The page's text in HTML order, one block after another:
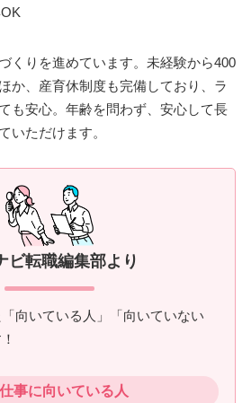
くりを進めています。未経験から400
か、産育休制度も完備しており、ラ
も安心。年齢を問わず、安心して長
いただけます。
ビ転職編集部より
向いている人」「向いていない
事に向いている人